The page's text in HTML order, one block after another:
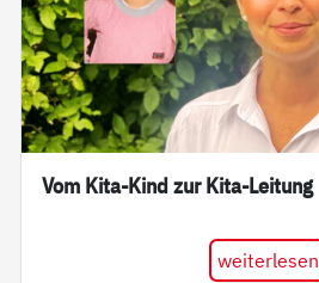
Vom Kita-Kind zur Kita-Leitung
weiterlesen